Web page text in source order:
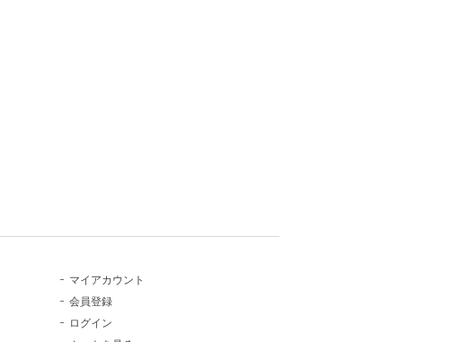
マイアカウント
会員登録
ログイン